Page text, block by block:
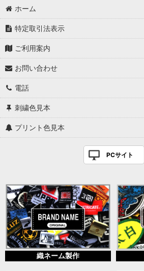
ホーム
特定取引法表示
ご利用案内
お問い合わせ
電話
刺繍色見本
プリント色見本
PCサイト
織ネーム製作